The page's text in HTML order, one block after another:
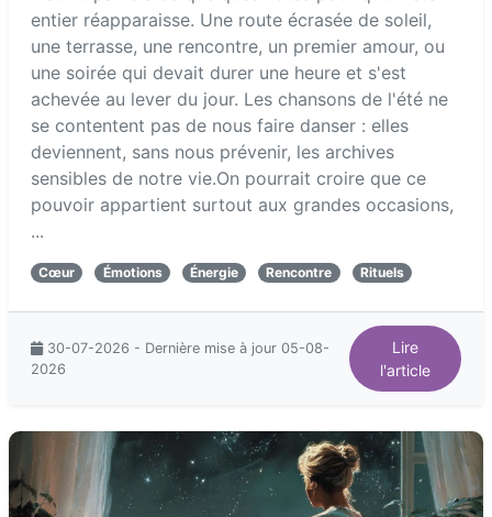
entier réapparaisse. Une route écrasée de soleil,
une terrasse, une rencontre, un premier amour, ou
une soirée qui devait durer une heure et s'est
achevée au lever du jour. Les chansons de l'été ne
se contentent pas de nous faire danser : elles
deviennent, sans nous prévenir, les archives
sensibles de notre vie.On pourrait croire que ce
pouvoir appartient surtout aux grandes occasions,
...
Cœur Émotions Énergie Rencontre Rituels
30-07-2026 - Dernière mise à jour 05-08-
2026
Lire
l'article